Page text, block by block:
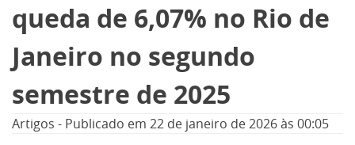
Cidades
Política
Nacional
Opinião
Informe especial
queda de 6,07% no Rio de
Janeiro no segundo
semestre de 2025
Artigos - Publicado em 22 de janeiro de 2026às 00:05